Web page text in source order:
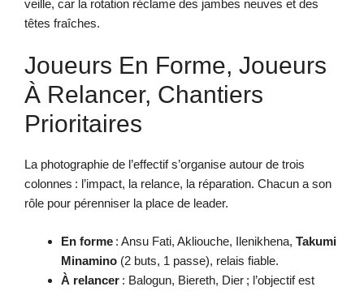
veille, car la rotation réclame des jambes neuves et des
têtes fraîches.
Joueurs En Forme, Joueurs
À Relancer, Chantiers
Prioritaires
La photographie de l’effectif s’organise autour de trois
colonnes : l’impact, la relance, la réparation. Chacun a son
rôle pour pérenniser la place de leader.
En forme : Ansu Fati, Akliouche, Ilenikhena, Takumi
Minamino (2 buts, 1 passe), relais fiable.
À relancer : Balogun, Biereth, Dier ; l’objectif est